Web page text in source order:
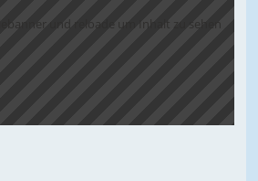
und reloade um Inhalt zu sehen